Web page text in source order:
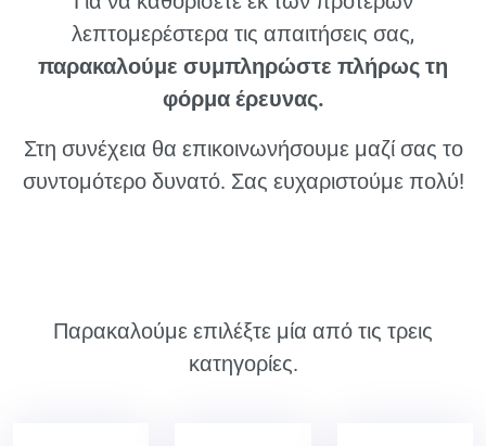
λεπτομερέστερα τις απαιτήσεις σας,
παρακαλούμε συμπληρώστε πλήρως τη
φόρμα έρευνας.
Στη συνέχεια θα επικοινωνήσουμε μαζί σας το
συντομότερο δυνατό. Σας ευχαριστούμε πολύ!
Παρακαλούμε επιλέξτε μία από τις τρεις
κατηγορίες.